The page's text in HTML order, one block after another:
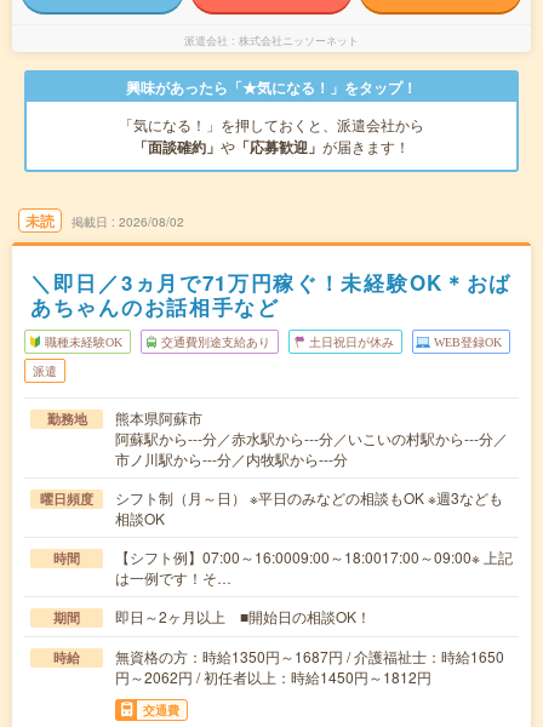
派遣会社 株式会社ニッソーネット
興味があったら「★気になる！」をタップ！
「気になる！」を押しておくと、派遣会社から
「面談確約」 や 「応募歓迎」 が届きます！
未読 掲載日 2026/08/02
＼即日／3ヵ月で71万円稼ぐ！未経験OK＊おば
あちゃんのお話相手など
職種未経験OK 交通費別途支給あり 土日祝日が休み WEB登録OK
派遣
勤務地
熊本県阿蘇市
阿蘇駅から---分／赤水駅から---分／いこいの村駅から---分／
市ノ川駅から---分／内牧駅から---分
曜日頻度
シフト制（月～日） ※平日のみなどの相談もOK ※週3なども
相談OK
時間
【シフト例】07:00～16:0009:00～18:0017:00～09:00※ 上記
は一例です！そ…
期間 即日～2ヶ月以上 ■開始日の相談OK！
時給
無資格の方：時給1350円～1687円 / 介護福祉士：時給1650
円～2062円 / 初任者以上：時給1450円～1812円
交通費